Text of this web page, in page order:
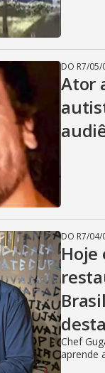
DO R7/05/
Ator
DO R7/04/
Hoje
Chef
aprende